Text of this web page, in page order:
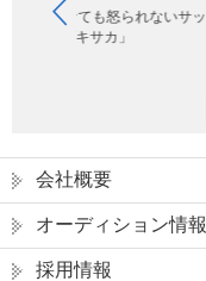
も怒られないサッ
会社概要
オーディション情報
採用情報